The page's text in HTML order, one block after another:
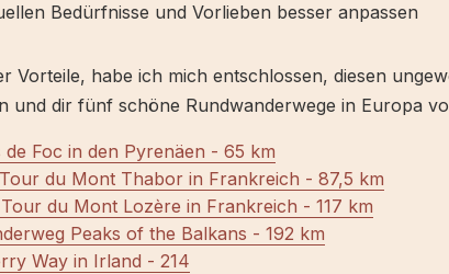
Bedürfnisse und Vorlieben besser anpassen
Vorteile, habe ich mich entschlossen, diesen
und dir fünf schöne Rundwanderwege in Europa
de Foc in den Pyrenäen - 65 km
du Mont Thabor in Frankreich - 87,5 km
du Mont Lozère in Frankreich - 117 km
Peaks of the Balkans - 192 km
Way in Irland - 214